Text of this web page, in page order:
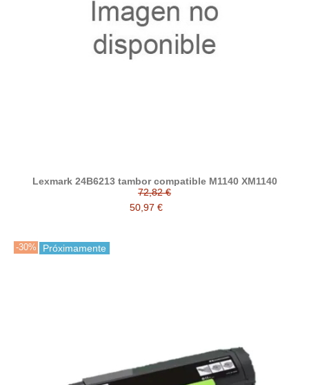
Lexmark 24B6213 tambor compatible M1140 XM1140
72,82 €
50,97 €
-30% Próximamente